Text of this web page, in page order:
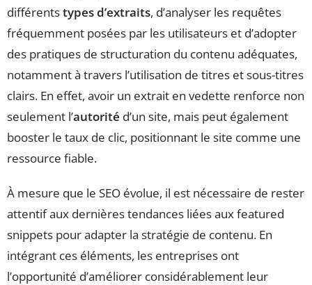
différentstypes d’extraits, d’analyser les requêtes
fréquemment posées par les utilisateurs et d’adopter
des pratiques de structuration du contenu adéquates,
notamment à travers l’utilisation de titres et sous-titres
clairs. En effet, avoir un extrait en vedette renforce non
seulement l’autorité d’un site, mais peut également
booster le taux de clic, positionnant le site comme une
ressource fiable.
À mesure que le SEO évolue, il est nécessaire de rester
attentif aux dernières tendances liées aux featured
snippets pour adapter la stratégie de contenu. En
intégrant ces éléments, les entreprises ont
l’opportunité d’améliorer considérablement leur